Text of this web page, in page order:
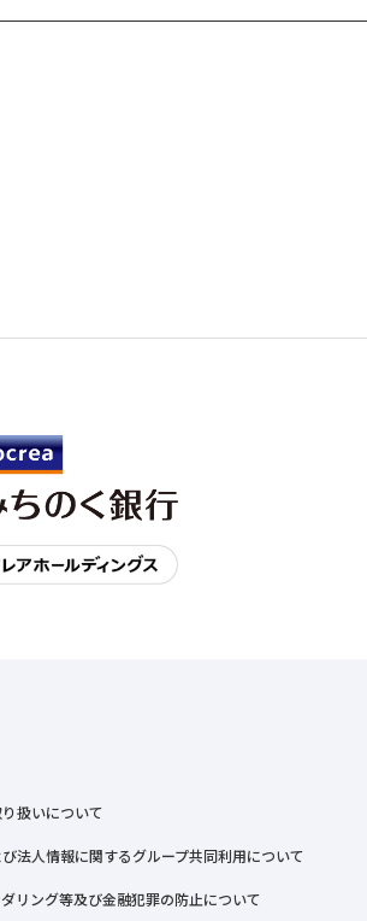
扱いについて
法人情報に関するグループ共同利用について
リング等及び金融犯罪の防止について